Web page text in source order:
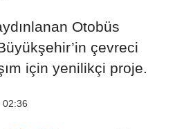
Otobüs
çevreci
için yenilikçi proje.
02:36